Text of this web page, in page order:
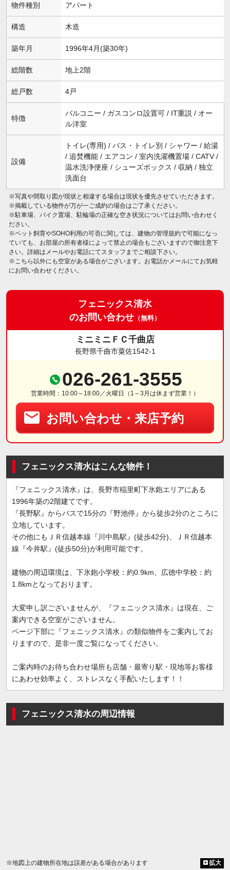
物件種別 アパート
構造 木造
築年月 1996年4月(築30年)
総階数 地上2階
総戸数 4戸
特徴
バルコニー / ガスコンロ設置可 / IT重説 / オー
ル洋室
設備
トイレ(専用) / バス・トイレ別 / シャワー / 給湯
/ 追焚機能 / エアコン / 室内洗濯機置場 / CATV /
温水洗浄便座 / シューズボックス / 収納 / 独立
洗面台
※写真や間取り図が現状と相違する場合は現状を優先させていただきます。
※掲載している物件が万が一ご成約の場合はご了承ください。
※駐車場、バイク置場、駐輪場の正確な空き状況についてはお問い合わせく
ださい。
※ペット飼育やSOHO利用の可否に関しては、建物の管理規約で可能になっ
ていても、お部屋の所有者様によって禁止の場合もございますので御注意下
さい。詳細はメールやお電話にてスタッフまでご相談下さい。
※こちら以外にも空室がある場合がございます。お電話かメールにてお気軽
にお問い合わせください。
フェニックス清水
のお問い合わせ （無料）
ミニミニＦＣ千曲店
長野県千曲市粟佐1542-1
026-261-3555
営業時間：10:00～18:00／火曜日（1～3月は休まず営業！）
お問い合わせ・来店予約
フェニックス清水はこんな物件！
『フェニックス清水』は、長野市稲里町下氷鉋エリアにある
1996年築の2階建てです。
『長野駅』からバスで15分の『野池停』から徒歩2分のところに
立地しています。
その他にもＪＲ信越本線『川中島駅』(徒歩42分)、ＪＲ信越本
線『今井駅』(徒歩50分)が利用可能です。
建物の周辺環境は、下氷鉋小学校：約0.9km、広徳中学校：約
1.8kmとなっております。
大変申し訳ございませんが、『フェニックス清水』は現在、ご
案内できる空室がございません。
ページ下部に『フェニックス清水』の類似物件をご案内してお
りますので、是非一度ご覧になってください。
ご案内時のお待ち合わせ場所も店舗・最寄り駅・現地等お客様
にあわせ効率よく、ストレスなく手配いたします！！
フェニックス清水の周辺情報
※地図上の建物所在地は誤差がある場合があります 拡大